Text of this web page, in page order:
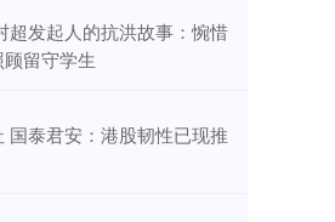
超发起人的抗洪故事：惋惜
留守学生
国泰君安：港股韧性已现推